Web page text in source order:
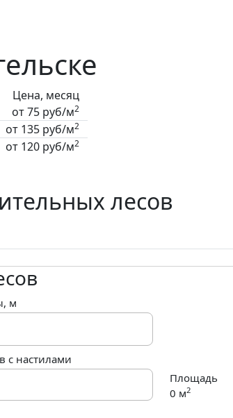
Цена, месяц
от 75 руб/м2
от 135 руб/м2
от 120 руб/м2
лесов
м
с настилами
Площадь
0 м2